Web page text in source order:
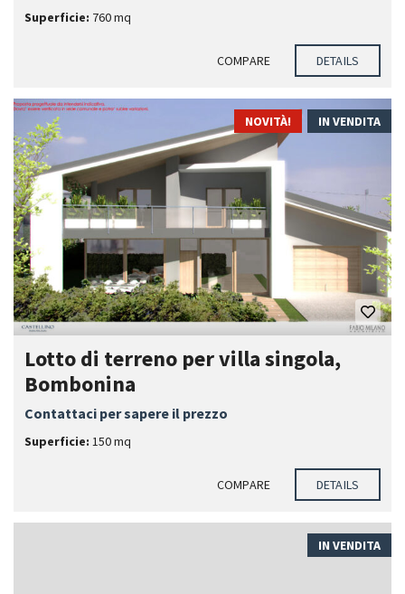
Superficie: 760 mq
COMPARE DETAILS
IN VENDITA
NOVITÀ!
Lotto di terreno per villa singola,
Bombonina
Contattaci per sapere il prezzo
Superficie: 150 mq
COMPARE DETAILS
IN VENDITA